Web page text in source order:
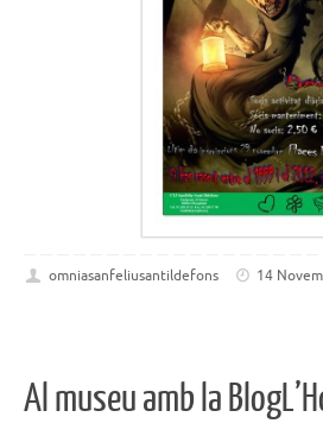
omniasanfeliusantildefons 14
Al museu amb la